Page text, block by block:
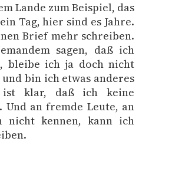
Lande zum Beispiel, das
Tag, hier sind es Jahre.
Brief mehr schreiben.
sagen, daß ich
bleibe ich ja doch nicht
bin ich etwas anderes
klar, daß ich keine
Und an fremde Leute, an
nicht kennen, kann ich